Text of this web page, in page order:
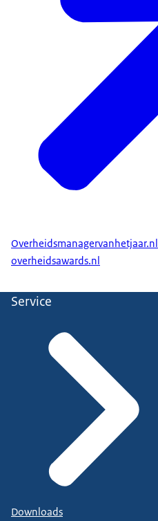
Overheidsmanagervanhetjaar.nl
overheidsawards.nl
Service
Downloads